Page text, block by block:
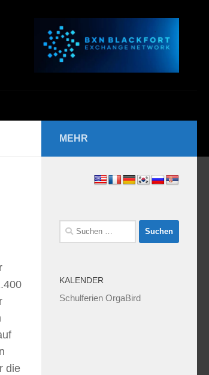
die
MEHR
Suchen
nach:
KALENDER
Schulferien OrgaBird